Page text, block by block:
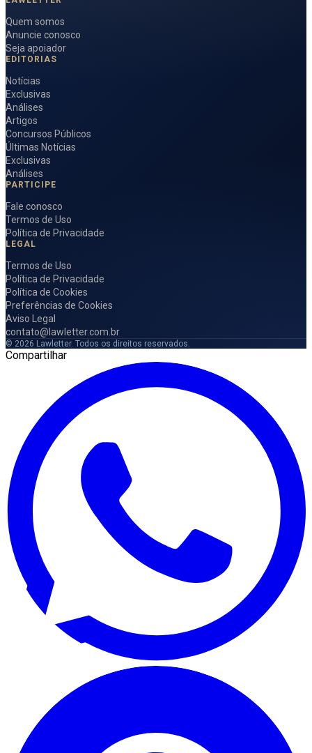
Quem somos
Anuncie conosco
Seja apoiador
EDITORIAS
Notícias
Exclusivas
Análises
Artigos
Concursos Públicos
Últimas Notícias
Exclusivas
Análises
PARTICIPE
Fale conosco
Termos de Uso
Política de Privacidade
LEGAL
Termos de Uso
Política de Privacidade
Política de Cookies
Preferências de Cookies
Aviso Legal
contato@lawletter.com.br
© 2026 Lawletter. Todos os direitos reservados.
Compartilhar